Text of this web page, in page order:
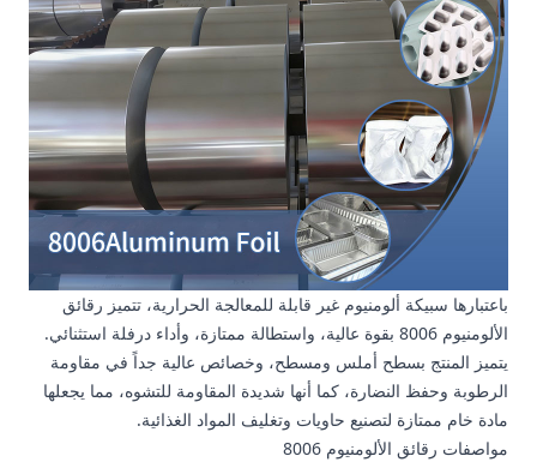
باعتبارها سبيكة ألومنيوم غير قابلة للمعالجة الحرارية، تتميز رقائق
الألومنيوم 8006 بقوة عالية، واستطالة ممتازة، وأداء درفلة استثنائي.
يتميز المنتج بسطح أملس ومسطح، وخصائص عالية جداً في مقاومة
الرطوبة وحفظ النضارة، كما أنها شديدة المقاومة للتشوه، مما يجعلها
مادة خام ممتازة لتصنيع حاويات وتغليف المواد الغذائية.
مواصفات رقائق الألومنيوم 8006